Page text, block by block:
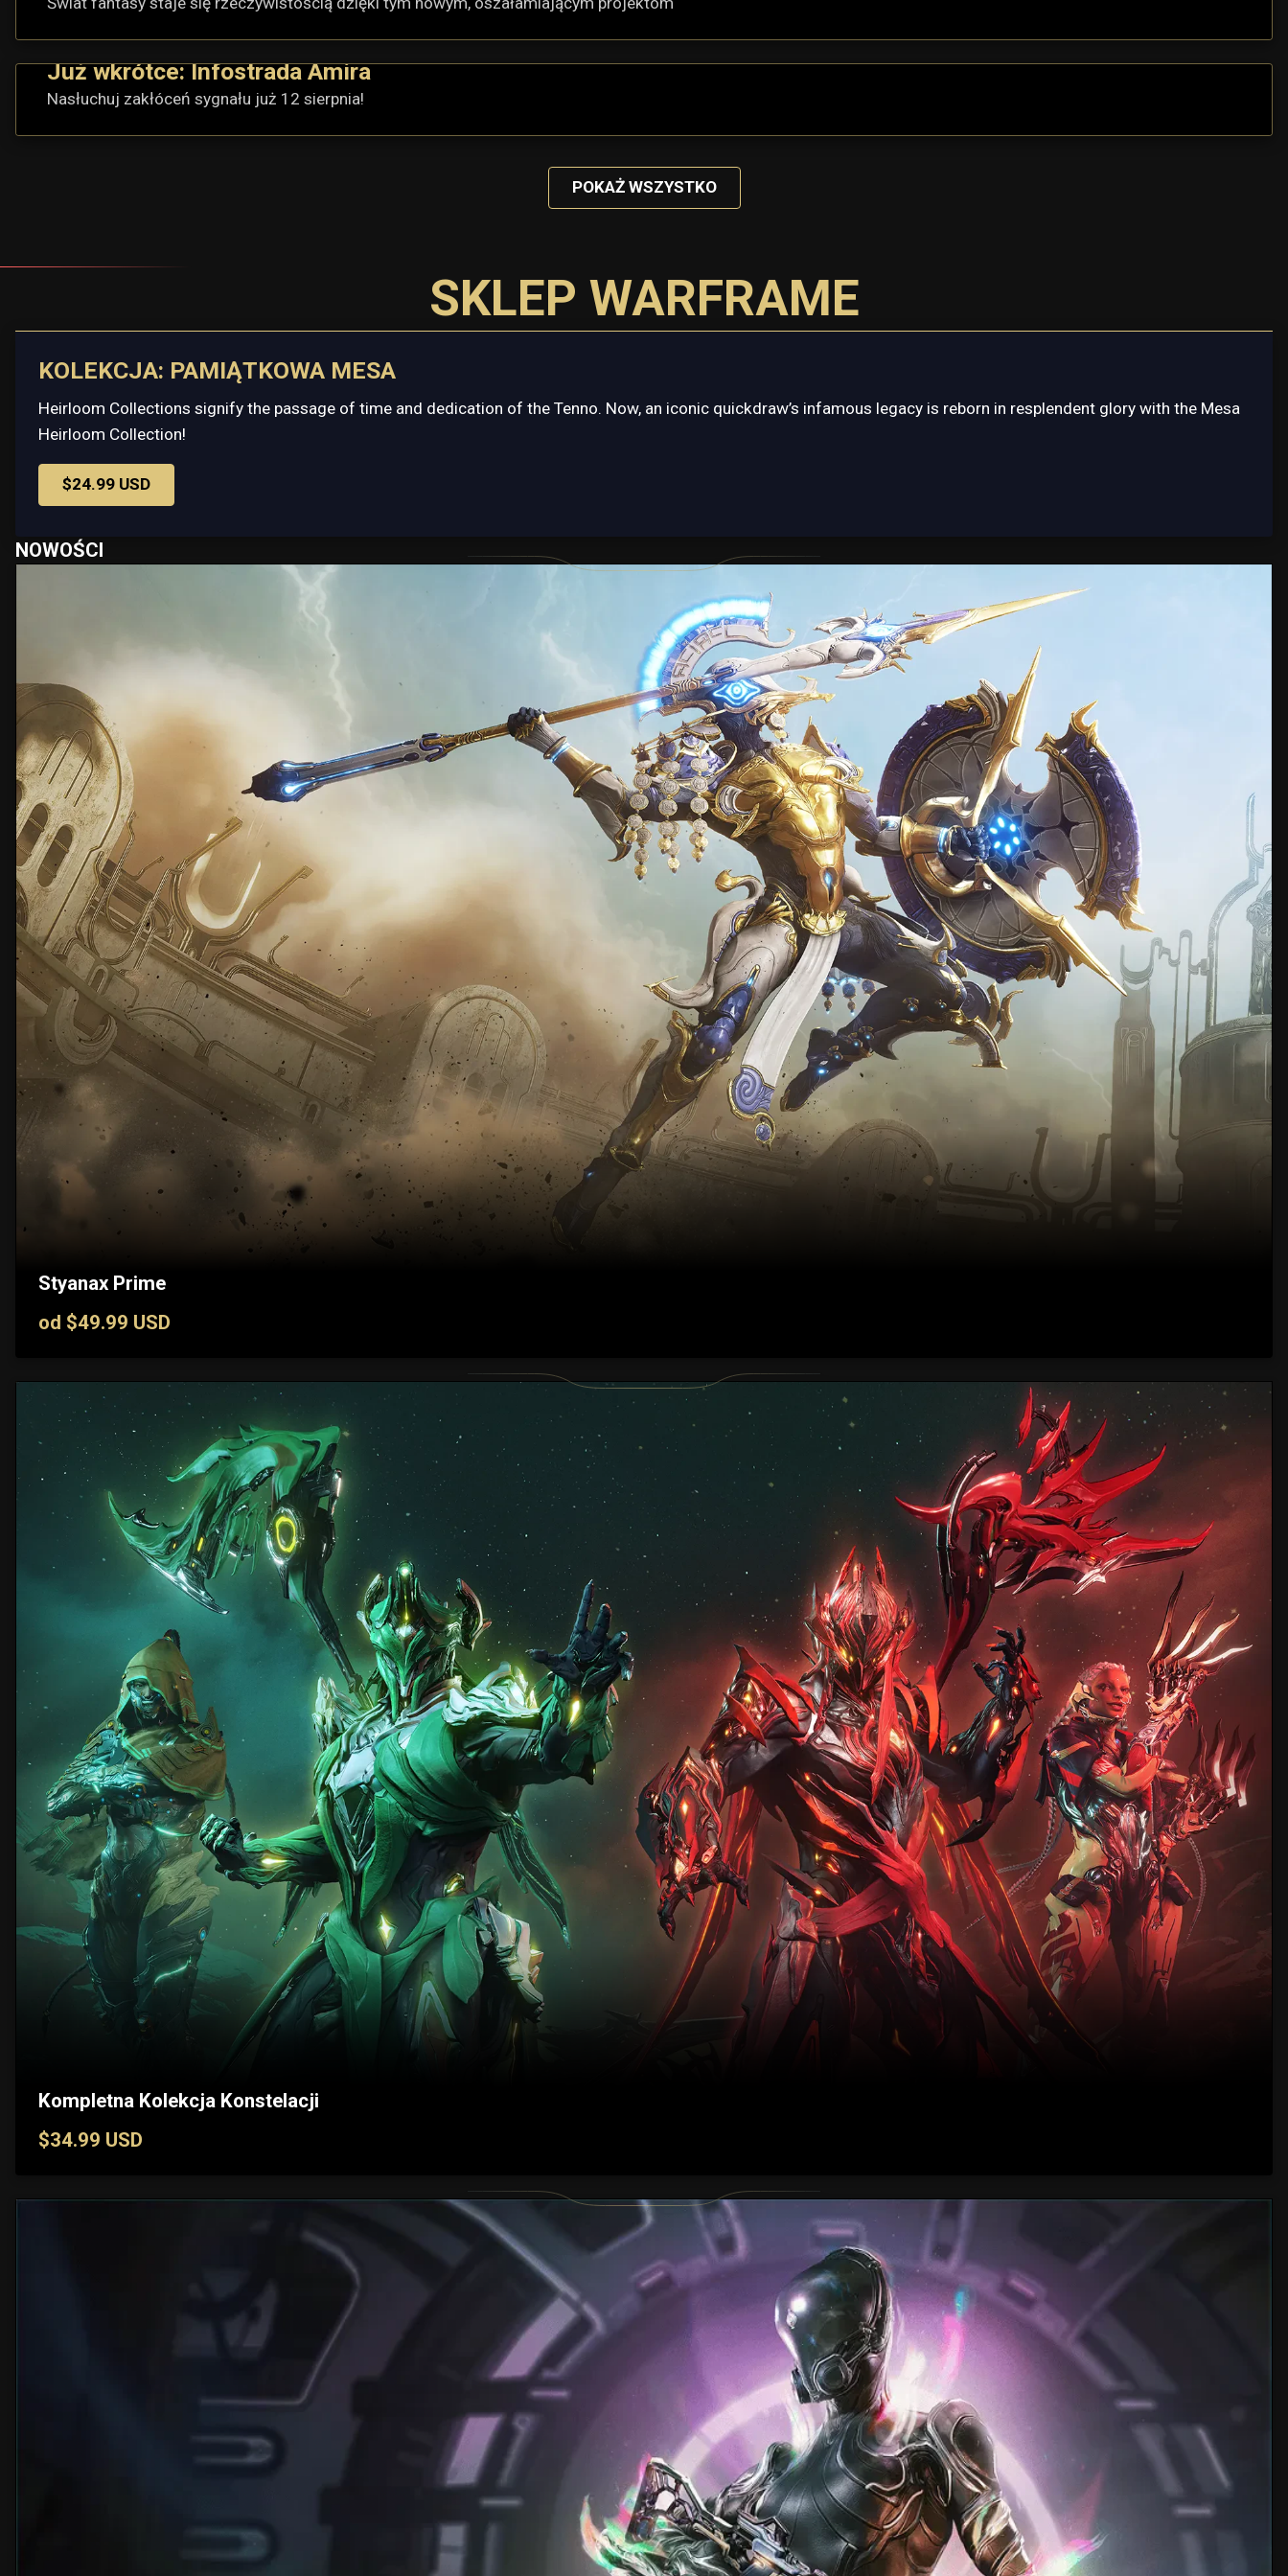
Już wkrótce: Infostrada Amira
Nasłuchuj zakłóceń sygnału już 12 sierpnia!
POKAŻ WSZYSTKO
SKLEP WARFRAME
KOLEKCJA: PAMIĄTKOWA MESA
Heirloom Collections signify the passage of time and dedication of the Tenno. Now, an iconic quickdraw’s infamous legacy is reborn in resplendent glory with the Mesa
Heirloom Collection!
$24.99 USD
NOWOŚCI
Styanax Prime
od $49.99 USD
Kompletna Kolekcja Konstelacji
$34.99 USD